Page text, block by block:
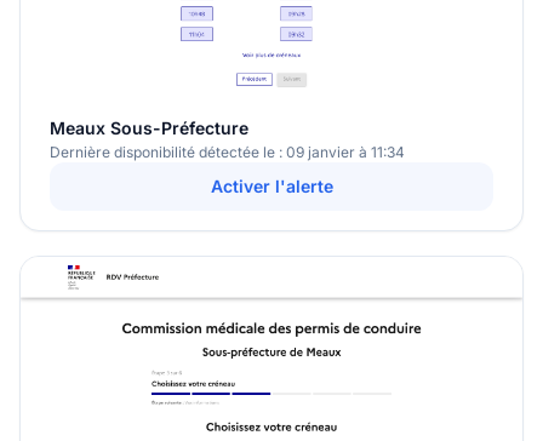
Meaux Sous-Préfecture
Dernière disponibilité détectée le : 09 janvier à 11:34
Activer l'alerte